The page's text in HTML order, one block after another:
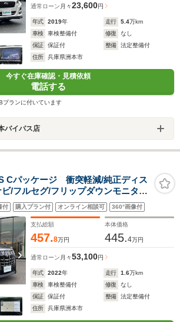
通常ローン 月々23,600円
年式 2019年 走行 5.4万km
車検
車検整備付 修復
なし
保証
保証付 整備
法定整備付
住所
兵庫県洲本市
今すぐ在庫確認・見積依頼
電話する
プランに付いています
バイパス店
Cパッケージ 衝突軽減/純正ディス
/フルセグ/フリップダウンモニタ
ンナー/前後コーナーセンサー/パワ
ー/エアシート/両側パワースライド
ア
付 購入プラン付 オンライン相談可 360°画像付
支払総額
457.8万円
本体価格
445.4万円
通常ローン 月々53,100円
年式 2022年 走行 1.6万km
車検
車検整備付 修復
なし
保証
保証付 整備
法定整備付
住所
兵庫県洲本市